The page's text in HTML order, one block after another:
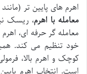
اهرم های پایین تر (مانند ۲x تا ۵x) توصیه می شود. با
معامله با اهرم، ریسک
معامله گر حرفه ای،
خود تنظیم می کند.
کوچک و اهرم بالا،